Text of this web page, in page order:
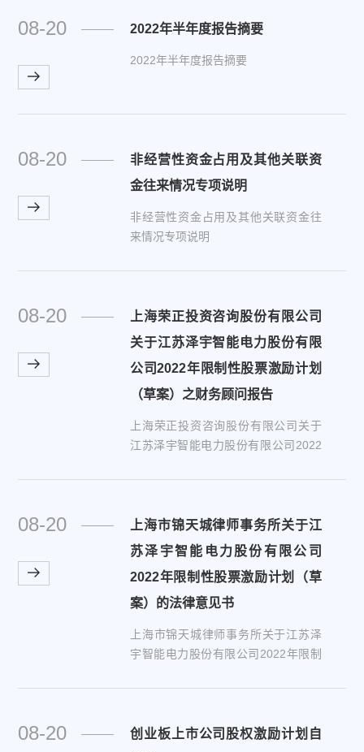
08-20 2022年半年度报告摘要
2022年半年度报告摘要
08-20
非经营性资金占用及其他关联资
金往来情况专项说明
非经营性资金占用及其他关联资金往
来情况专项说明
08-20
上海荣正投资咨询股份有限公司
关于江苏泽宇智能电力股份有限
公司2022年限制性股票激励计划
（草案）之财务顾问报告
上海荣正投资咨询股份有限公司关于
江苏泽宇智能电力股份有限公司2022
务顾问报告
08-20
上海市锦天城律师事务所关于江
苏泽宇智能电力股份有限公司
2022年限制性股票激励计划（草
案）的法律意见书
上海市锦天城律师事务所关于江苏泽
宇智能电力股份有限公司2022年限制
书
08-20
创业板上市公司股权激励计划自